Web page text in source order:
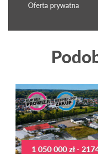
Oferta prywatna
1 050 000 zł -